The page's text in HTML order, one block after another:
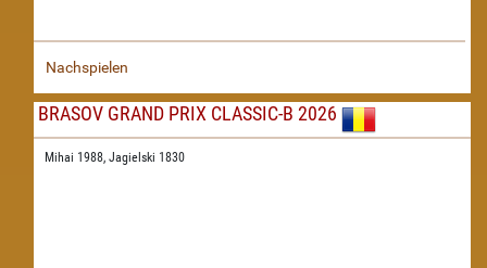
Nachspielen
BRASOV GRAND PRIX CLASSIC-B 2026
Mihai 1988, Jagielski 1830